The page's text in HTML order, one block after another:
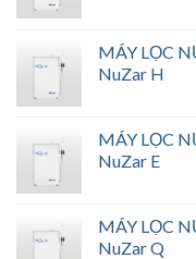
MÁY LỌC
NuZar H
MÁY LỌC
NuZar E
MÁY LỌC
NuZar Q